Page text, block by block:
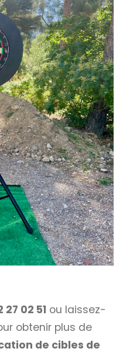
27 02 51 ou laissez-
obtenir plus de
de cibles de